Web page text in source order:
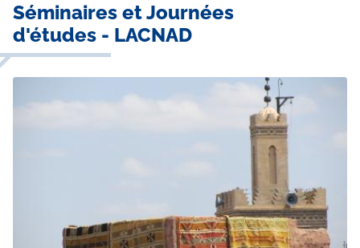
Séminaires et Journées
d'études - LACNAD